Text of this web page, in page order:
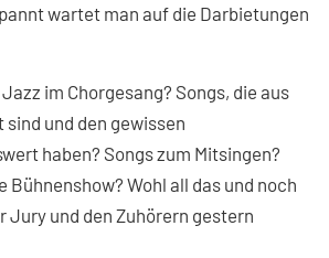
wartet man auf die Darbietungen
im Chorgesang? Songs, die aus
sind und den gewissen
haben? Songs zum Mitsingen?
Bühnenshow? Wohl all das und noch
Jury und den Zuhörern gestern